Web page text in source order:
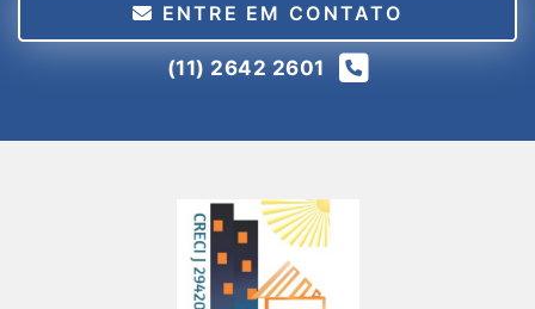
ENTRE EM CONTATO
(11) 2642 2601